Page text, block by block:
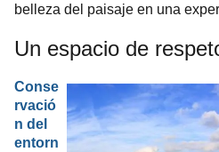
belleza del paisaje en una
Un espacio de
Conse
rvació
n del
entorn